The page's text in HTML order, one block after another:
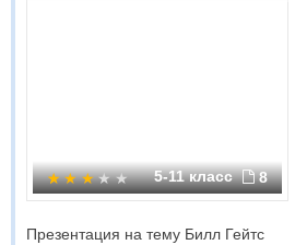
5-11 класс 8
Презентация на тему Билл Гейтс